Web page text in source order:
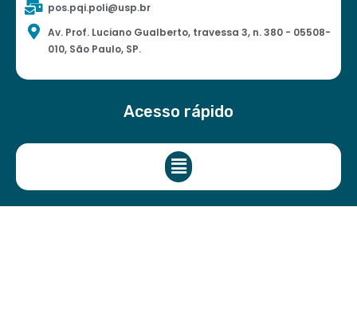
pos.pqi.poli@usp.br
Av. Prof. Luciano Gualberto, travessa 3, n. 380 - 05508-
010, São Paulo, SP.
Acesso rápido